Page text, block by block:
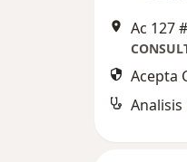
Ac 127
Acepta